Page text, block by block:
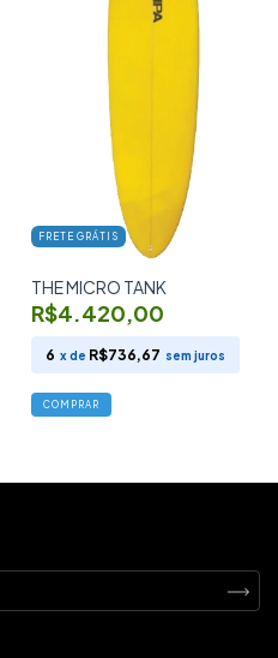
FRETE GRÁTIS
THE MICRO TANK
R$4.420,00
6 x de R$736,67 sem juros
COMPRAR